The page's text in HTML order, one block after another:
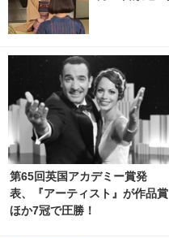
第65回英国アカデミー賞発
表、『アーティスト』が作品賞
ほか7冠で圧勝！